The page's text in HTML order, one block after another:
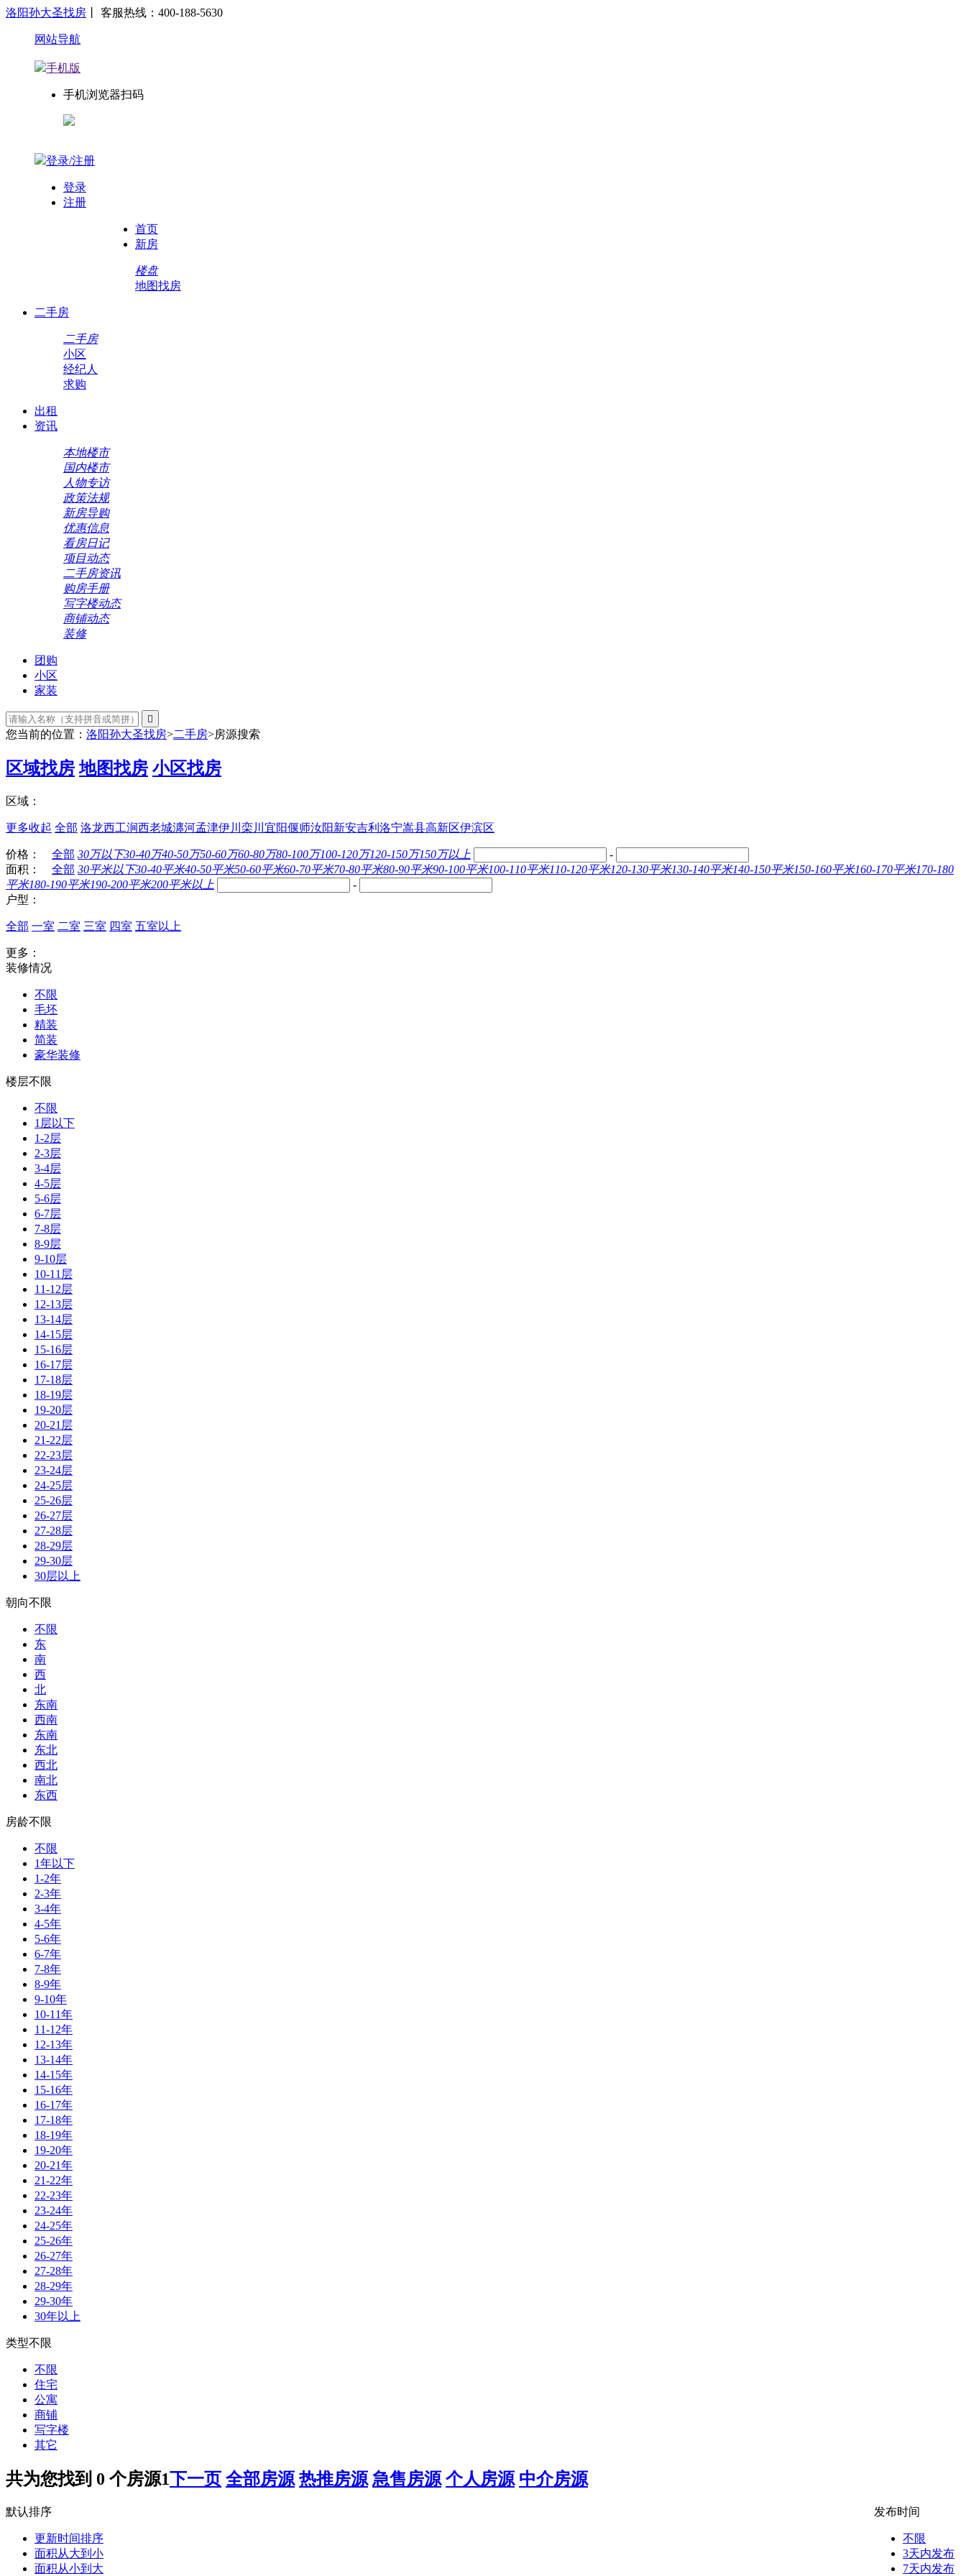
洛阳孙大圣找房 丨 客服热线：400-188-5630
网站导航
手机版
手机浏览器扫码
登录/注册
登录
注册
首页
新房
楼盘
地图找房
二手房
二手房
小区
经纪人
求购
出租
资讯
本地楼市
国内楼市
人物专访
政策法规
新房导购
优惠信息
看房日记
项目动态
二手房资讯
购房手册
写字楼动态
商铺动态
装修
团购
小区
家装

您当前的位置： 洛阳孙大圣找房>二手房>房源搜索
区域找房 地图找房 小区找房
区域：
更多收起 全部 洛龙西工涧西老城瀍河孟津伊川 栾川 宜阳偃师汝阳新安吉利 洛宁嵩县高新区伊滨区
价格： 全部 30万以下30-40万40-50万50-60万60-80万80-100万100-120万120-150万150万以上
-
面积：
全部 30平米以下30-40平米40-50平米50-60平米60-70平米70-80平米80-90平米90-100平米100-110平米110-120平米120-130平米130-140平米140-150平米150-160平米160-170平米170-180
平米180-190平米190-200平米200平米以上
-
户型：
全部 一室 二室 三室 四室 五室以上
更多：
装修情况
不限
毛坯
精装
简装
豪华装修
楼层不限
不限
1层以下
1-2层
2-3层
3-4层
4-5层
5-6层
6-7层
7-8层
8-9层
9-10层
10-11层
11-12层
12-13层
13-14层
14-15层
15-16层
16-17层
17-18层
18-19层
19-20层
20-21层
21-22层
22-23层
23-24层
24-25层
25-26层
26-27层
27-28层
28-29层
29-30层
30层以上
朝向不限
不限
东
南
西
北
东南
西南
东南
东北
西北
南北
东西
房龄不限
不限
1年以下
1-2年
2-3年
3-4年
4-5年
5-6年
6-7年
7-8年
8-9年
9-10年
10-11年
11-12年
12-13年
13-14年
14-15年
15-16年
16-17年
17-18年
18-19年
19-20年
20-21年
21-22年
22-23年
23-24年
24-25年
25-26年
26-27年
27-28年
28-29年
29-30年
30年以上
类型不限
不限
住宅
公寓
商铺
写字楼
其它
共为您找到 0 个房源1下一页 全部房源 热推房源 急售房源 个人房源 中介房源
发布时间
不限
3天内发布
7天内发布
默认排序
更新时间排序
面积从大到小
面积从小到大